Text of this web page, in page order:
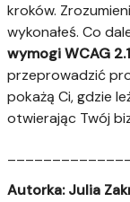
kroków.
wykonałeś. Co
wymogi WCAG
przeprowadzić
pokażą Ci, gdzie
otwierając Twój
Autorka: Julia